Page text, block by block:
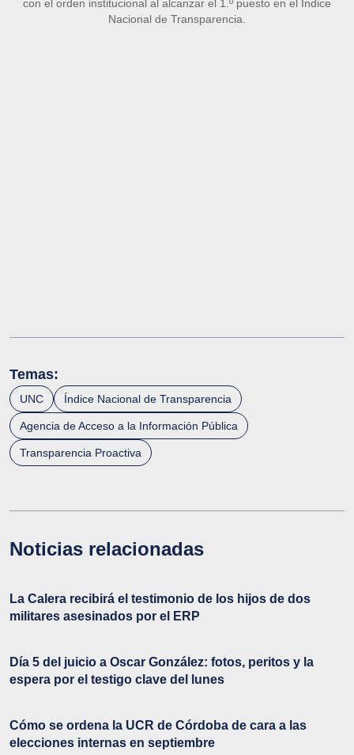
con el orden institucional al alcanzar el 1.º puesto en el Índice
Nacional de Transparencia.
Temas:
UNC Índice Nacional de Transparencia
Agencia de Acceso a la Información Pública
Transparencia Proactiva
Noticias relacionadas
La Calera recibirá el testimonio de los hijos de dos
militares asesinados por el ERP
Día 5 del juicio a Oscar González: fotos, peritos y la
espera por el testigo clave del lunes
Cómo se ordena la UCR de Córdoba de cara a las
elecciones internas en septiembre